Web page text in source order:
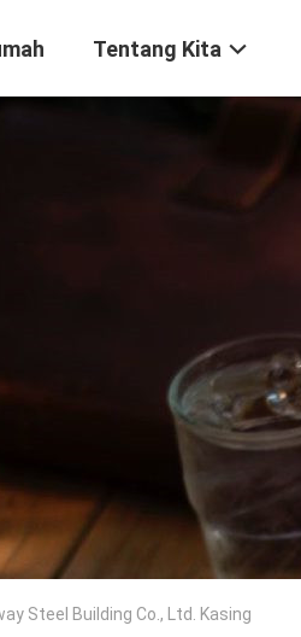
Tentang Kita
Steel Building Co., Ltd. Kasing